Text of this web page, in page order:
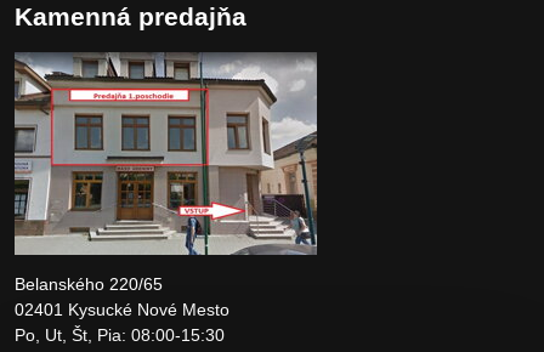
Kamenná predajňa
Belanského 220/65
02401 Kysucké Nové Mesto
Po, Ut, Št, Pia: 08:00-15:30